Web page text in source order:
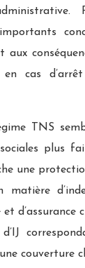
aux
en cas
TNS
plus
une
d’assurance
couverture